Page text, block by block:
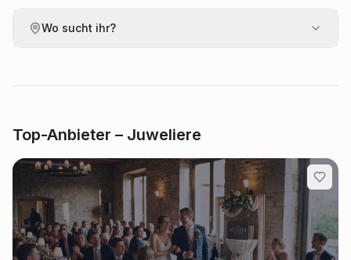
Wo sucht ihr?
Top-Anbieter – Juweliere